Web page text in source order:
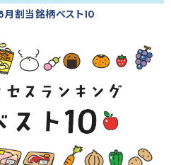
割当銘柄ベスト10